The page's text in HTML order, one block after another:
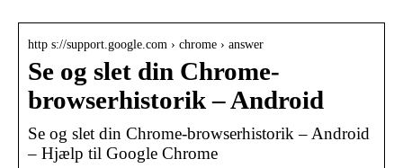
http s://support.google.com › chrome › answer
Se og slet din Chrome-
browserhistorik – Android
Se og slet din Chrome-browserhistorik – Android
– Hjælp til Google Chrome